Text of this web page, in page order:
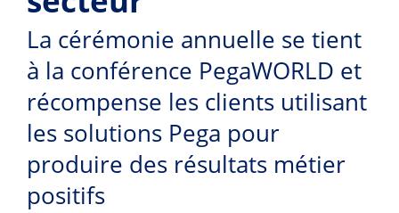
La cérémonie annuelle se tient
à la conférence PegaWORLD et
récompense les clients utilisant
les solutions Pega pour
produire des résultats métier
positifs